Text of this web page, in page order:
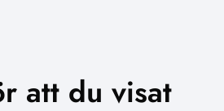
att du visat